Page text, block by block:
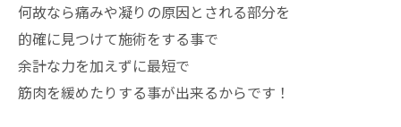
何故なら痛みや凝りの原因とされる部分を
的確に見つけて施術をする事で
余計な力を加えずに最短で
筋肉を緩めたりする事が出来るからです！